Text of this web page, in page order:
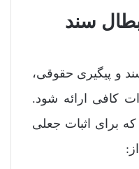
سند
و پیگیری حقوقی،
کافی ارائه شود.
برای اثبات جعلی